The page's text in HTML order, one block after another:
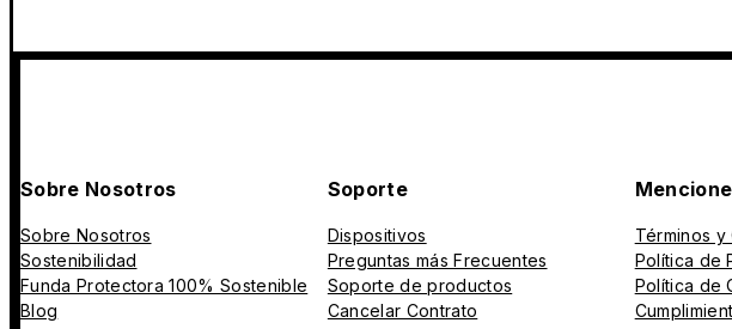
Sobre Nosotros
Sobre Nosotros
Sostenibilidad
Funda Protectora 100% Sostenible
Blog
Soporte
Dispositivos
Preguntas más Frecuentes
Soporte de productos
Cancelar Contrato
Términos y
Política de
Política de